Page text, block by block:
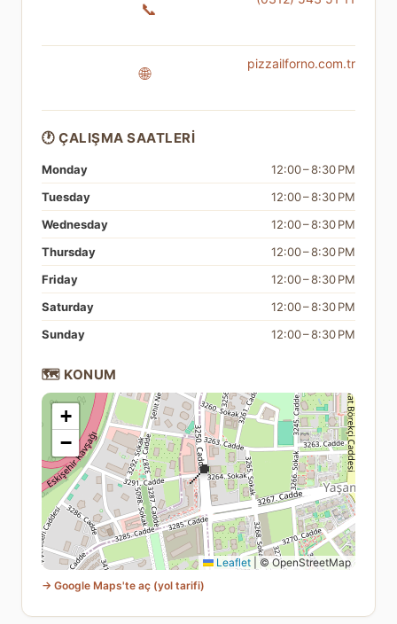
📞
🌐
pizzailforno.com.tr
🕐 ÇALIŞMA SAATLERI
Monday
12:00 – 8:30 PM
Tuesday
12:00 – 8:30 PM
Wednesday
12:00 – 8:30 PM
Thursday
12:00 – 8:30 PM
Friday
12:00 – 8:30 PM
Saturday
12:00 – 8:30 PM
Sunday
12:00 – 8:30 PM
🗺️ KONUM
📍
+
−
Leaflet
© OpenStreetMap
→ Google Maps'te aç (yol tarifi)